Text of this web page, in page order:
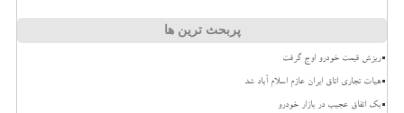
پربحث ترین ها
ریزش قیمت خودرو اوج گرفت
هیات تجاری اتاق ایران عازم اسلام آباد شد
بک اتفاق عجیب در بازار خودرو